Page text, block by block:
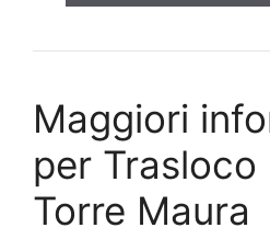
Maggiori
per Trasloco
Torre Maura